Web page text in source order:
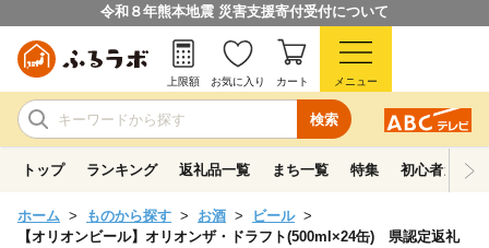
令和８年熊本地震 災害支援寄付受付について
検索
上限額 お気に入り カート メニュー
トップ ランキング 返礼品一覧 まち一覧 特集 初心者ガイド
ホーム ものから探す お酒
ビール
【オリオンビール】オリオンザ・ドラフト(500ml×24缶) 県認定返礼